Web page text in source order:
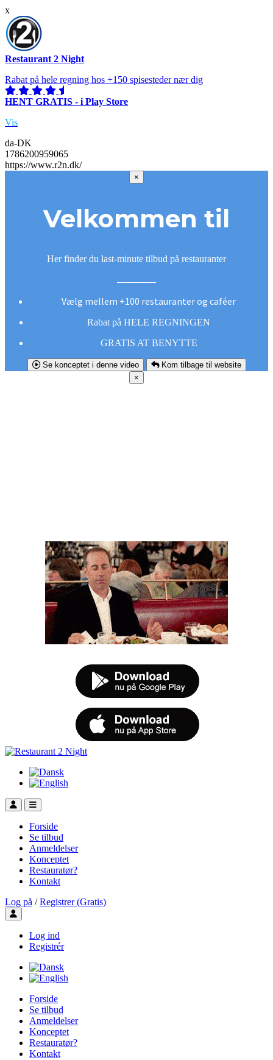
x
Restaurant 2 Night
Rabat på hele regning hos +150 spisesteder nær dig
HENT GRATIS - i Play Store
Vis
da-DK
1786200959065
https://www.r2n.dk/
×
Velkommen til
Her finder du last-minute tilbud på restauranter
Vælg mellem +100 restauranter og caféer
Rabat på HELE REGNINGEN
GRATIS AT BENYTTE
Se konceptet i denne video
Kom tilbage til website
×
Forside
Se tilbud
Anmeldelser
Konceptet
Restauratør?
Kontakt
Log på / Registrer (Gratis)
Toggle user menu
Log ind
Registrér
Forside
Se tilbud
Anmeldelser
Konceptet
Restauratør?
Kontakt